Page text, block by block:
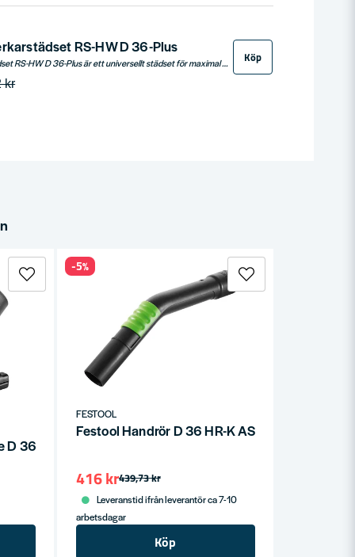
RS-HW D 36-Plus
Festool hantverkarstädset RS-HW D 36-Plus är ett universellt städset för maximal rengöringseffekt genom sugslang med 36 mm diameter.
kr
Köp
36 PD
FESTOOL
Festool Handrör D 36 HR-K AS
439,73 kr
416 kr
Leveranstid ifrån leverantör ca 7-10
arbetsdagar
Köp
-5%